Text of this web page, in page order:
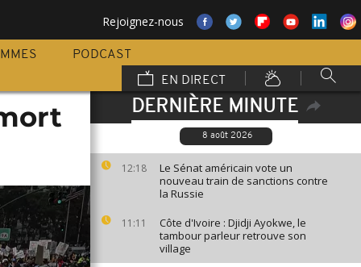
Rejoignez-nous
PODCAST
EN DIRECT
DERNIÈRE MINUTE
8 août 2026
12:18
Le Sénat américain vote un
nouveau train de sanctions contre
la Russie
11:11
Côte d'Ivoire : Djidji Ayokwe, le
tambour parleur retrouve son
village